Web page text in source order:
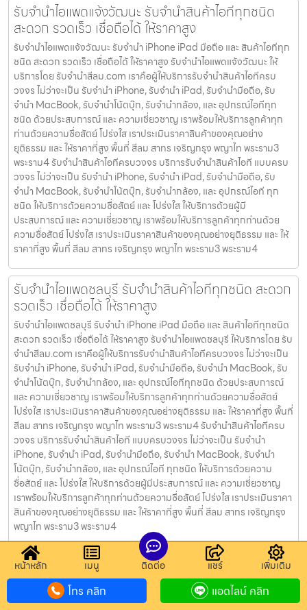
รับจำนำไอแพดแจ้งวัฒนะ รับจำนำสินค้าไอทีทุกชนิด
สะดวก รวดเร็ว เชื่อถือได้ ให้ราคาสูง
รับจำนำไอแพดแจ้งวัฒนะ รับจำนำ iPhone iPad มือถือ และ สินค้าไอทีทุก
ชนิด สะดวก รวดเร็ว เชื่อถือได้ ให้ราคาสูง รับจำนำไอแพดแจ้งวัฒนะ ให้
บริการโดย รับจํานําสีลม.com เราคือผู้ให้บริการรับจำนำสินค้าไอทีครบ
วงจร ไม่ว่าจะเป็น รับจำนำ iPhone, รับจำนำ iPad, รับจำนำมือถือ, รับ
จำนำ MacBook, รับจำนำโน้ตบุ๊ก, รับจำนำกล้อง, และ อุปกรณ์ไอทีทุก
ชนิด ด้วยประสบการณ์ และ ความเชี่ยวชาญ เราพร้อมให้บริการลูกค้าทุก
ท่านด้วยความซื่อสัตย์ โปร่งใส เราประเมินราคาสินค้าของคุณอย่าง
ยุติธรรม และ ให้ราคาที่สูง พื้นที่ สีลม สาทร เจริญกรุง พญาไท พระราม3
พระราม4 รับจำนำสินค้าไอทีครบวงจร บริการรับจำนำสินค้าไอที แบบครบ
วงจร ไม่ว่าจะเป็น รับจำนำ iPhone, รับจำนำ iPad, รับจำนำมือถือ, รับ
จำนำ MacBook, รับจำนำโน้ตบุ๊ก, รับจำนำกล้อง, และ อุปกรณ์ไอที ทุก
ชนิด ให้บริการด้วยความซื่อสัตย์ และ โปร่งใส ให้บริการด้วยผู้มี
ประสบการณ์ และ ความเชี่ยวชาญ เราพร้อมให้บริการลูกค้าทุกท่านด้วย
ความซื่อสัตย์ โปร่งใส เราประเมินราคาสินค้าของคุณอย่างยุติธรรม และ ให้
ราคาที่สูง พื้นที่ สีลม สาทร เจริญกรุง พญาไท พระราม3 พระราม4
รับจำนำไอแพดชลบุรี รับจำนำสินค้าไอทีทุกชนิด สะดวก
รวดเร็ว เชื่อถือได้ ให้ราคาสูง
รับจำนำไอแพดชลบุรี รับจำนำ iPhone iPad มือถือ และ สินค้าไอทีทุกชนิด
สะดวก รวดเร็ว เชื่อถือได้ ให้ราคาสูง รับจำนำไอแพดชลบุรี ให้บริการโดย รับ
จํานําสีลม.com เราคือผู้ให้บริการรับจำนำสินค้าไอทีครบวงจร ไม่ว่าจะเป็น
รับจำนำ iPhone, รับจำนำ iPad, รับจำนำมือถือ, รับจำนำ MacBook, รับ
จำนำโน้ตบุ๊ก, รับจำนำกล้อง, และ อุปกรณ์ไอทีทุกชนิด ด้วยประสบการณ์
และ ความเชี่ยวชาญ เราพร้อมให้บริการลูกค้าทุกท่านด้วยความซื่อสัตย์
โปร่งใส เราประเมินราคาสินค้าของคุณอย่างยุติธรรม และ ให้ราคาที่สูง พื้นที่
สีลม สาทร เจริญกรุง พญาไท พระราม3 พระราม4 รับจำนำสินค้าไอทีครบ
วงจร บริการรับจำนำสินค้าไอที แบบครบวงจร ไม่ว่าจะเป็น รับจำนำ
iPhone, รับจำนำ iPad, รับจำนำมือถือ, รับจำนำ MacBook, รับจำนำ
โน้ตบุ๊ก, รับจำนำกล้อง, และ อุปกรณ์ไอที ทุกชนิด ให้บริการด้วยความ
ซื่อสัตย์ และ โปร่งใส ให้บริการด้วยผู้มีประสบการณ์ และ ความเชี่ยวชาญ
เราพร้อมให้บริการลูกค้าทุกท่านด้วยความซื่อสัตย์ โปร่งใส เราประเมินราคา
สินค้าของคุณอย่างยุติธรรม และ ให้ราคาที่สูง พื้นที่ สีลม สาทร เจริญกรุง
พญาไท พระราม3 พระราม4
รับจำนำนาฬิกาสาธร รับจำนำสินค้าไอทีทุกชนิด สะดวก
รวดเร็ว เชื่อถือได้ ให้ราคาสูง
รับจำนำนาฬิกาสาธร รับจำนำ iPhone iPad มือถือ และ สินค้าไอทีทุกชนิด
หน้าหลัก เมนู ติดต่อ แชร์ เพิ่มเติม
โทร คลิก แอดไลน์ คลิก